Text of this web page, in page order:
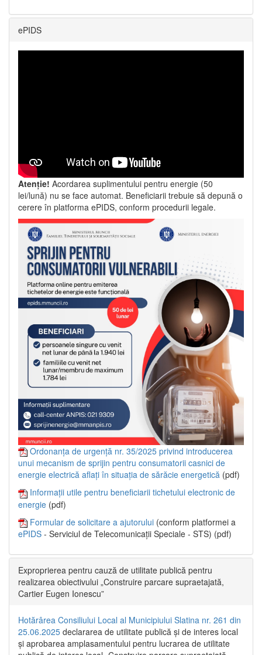
ePIDS
Atenție! Acordarea suplimentului pentru energie (50
lei/lună) nu se face automat. Beneficiarii trebuie să depună o
cerere în platforma ePIDS, conform procedurii legale.
Ordonanța de urgență nr. 35/2025 privind introducerea
unui mecanism de sprijin pentru consumatorii casnici de
energie electrică aflați în situația de sărăcie energetică (pdf)
Informații utile pentru beneficiarii tichetului electronic de
energie (pdf)
Formular de solicitare a ajutorului (conform platformei a
ePIDS - Serviciul de Telecomunicații Speciale - STS) (pdf)
Exproprierea pentru cauză de utilitate publică pentru
realizarea obiectivului „Construire parcare supraetajată,
Cartier Eugen Ionescu”
Hotărârea Consiliului Local al Municipiului Slatina nr. 261 din
25.06.2025 declararea de utilitate publică și de interes local
și aprobarea amplasamentului pentru lucrarea de utilitate